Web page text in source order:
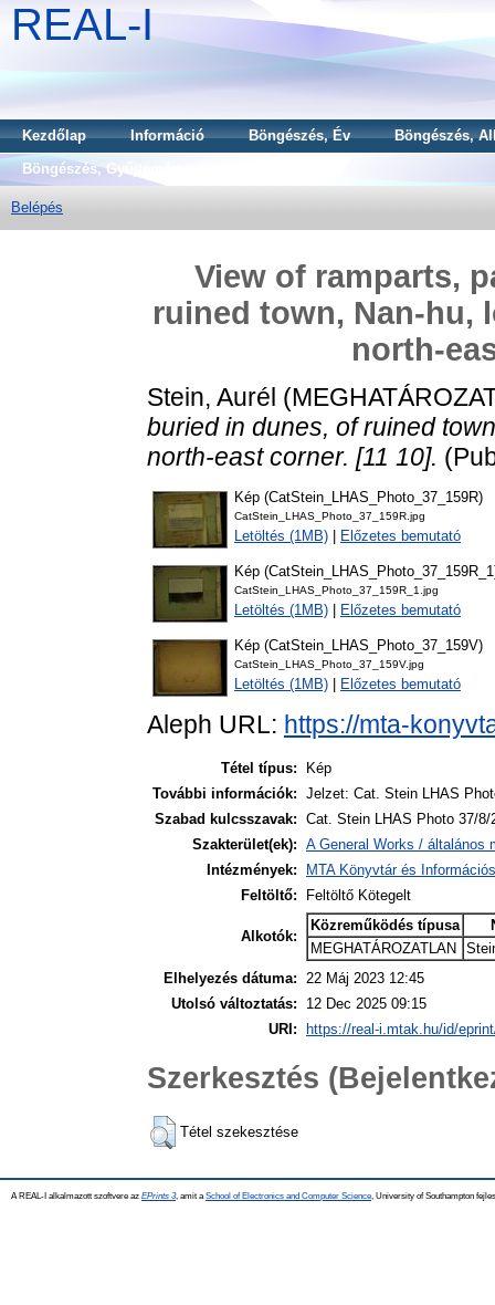
REAL-I
Kezdőlap Információ Böngészés, Év
Böngészés,
Böngészés, Gyűjtemény
Belépés
View of ramparts,
ruined town, Nan-hu,
north-
Stein, Aurél
buried in dunes, of ruined
north-east corner. [11 10].
Kép (CatStein_LHAS_Photo_37_159R)
CatStein_LHAS_Photo_37_159R.jpg
Letöltés (1MB) Előzetes bemutató
Kép
CatStein_LHAS_Photo_37_159R_1.jpg
Letöltés (1MB) Előzetes bemutató
Kép (CatStein_LHAS_Photo_37_159V)
CatStein_LHAS_Photo_37_159V.jpg
Letöltés (1MB) Előzetes bemutató
Aleph URL: https://mta-
Tétel típus:
Kép
További információk: Jelzet: Cat. Stein LHAS
Szabad kulcsszavak: Cat. Stein LHAS Photo 37/8/
Szakterület(ek): A General Works / általános
Intézmények:
MTA Könyvtár és
Feltöltő:
Feltöltő Kötegelt
Alkotók:
Közreműködés típusa
MEGHATÁROZATLAN
Elhelyezés dátuma: 22 Máj 2023 12:45
Utolsó változtatás:
12 Dec 2025 09:15
URI:
https://real-i.mtak.hu/id/
Szerkesztés
Tétel szekesztése
A REAL-I alkalmazott szoftvere az EPrints 3, amit a School of Electronics and Computer Science , University of Southampton